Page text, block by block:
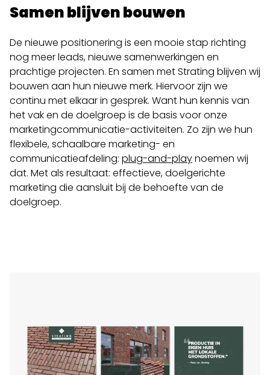
Samen blijven bouwen
De nieuwe positionering is een mooie stap richting
nog meer leads, nieuwe samenwerkingen en
prachtige projecten. En samen met Strating blijven wij
bouwen aan hun nieuwe merk. Hiervoor zijn we
continu met elkaar in gesprek. Want hun kennis van
het vak en de doelgroep is de basis voor onze
marketingcommunicatie-activiteiten. Zo zijn we hun
flexibele, schaalbare marketing- en
communicatieafdeling: plug-and-playnoemen wij
dat. Met als resultaat: effectieve, doelgerichte
marketing die aansluit bij de behoefte van de
doelgroep.